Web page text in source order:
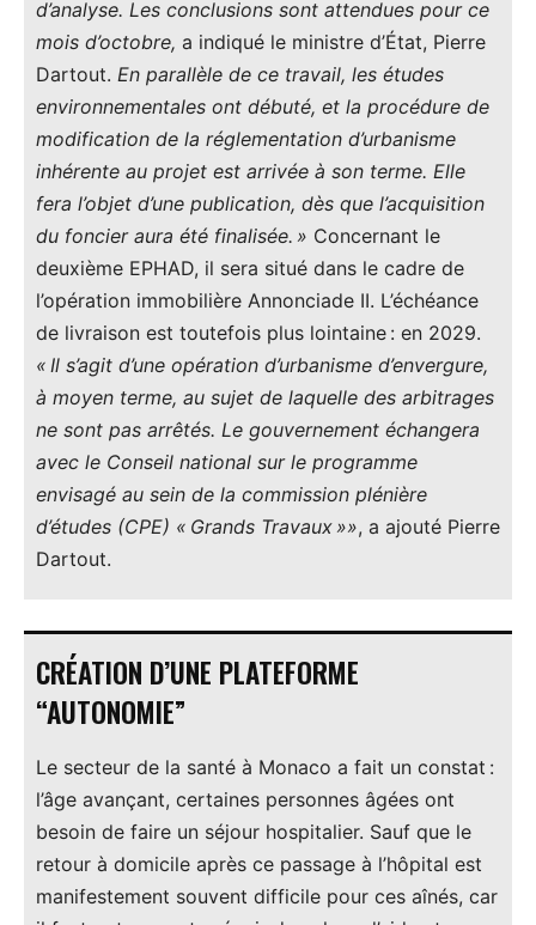
d’analyse. Les conclusions sont attendues pour ce
mois d’octobre, a indiqué le ministre d’État, Pierre
Dartout. En parallèle de ce travail, les études
environnementales ont débuté, et la procédure de
modification de la réglementation d’urbanisme
inhérente au projet est arrivée à son terme. Elle
fera l’objet d’une publication, dès que l’acquisition
du foncier aura été finalisée. » Concernant le
deuxième EPHAD, il sera situé dans le cadre de
l’opération immobilière Annonciade II. L’échéance
de livraison est toutefois plus lointaine : en 2029.
« Il s’agit d’une opération d’urbanisme d’envergure,
à moyen terme, au sujet de laquelle des arbitrages
ne sont pas arrêtés. Le gouvernement échangera
avec le Conseil national sur le programme
envisagé au sein de la commission plénière
d’études (CPE) « Grands Travaux »», a ajouté Pierre
Dartout.
CRÉATION D’UNE PLATEFORME
“AUTONOMIE”
Le secteur de la santé à Monaco a fait un constat :
l’âge avançant, certaines personnes âgées ont
besoin de faire un séjour hospitalier. Sauf que le
retour à domicile après ce passage à l’hôpital est
manifestement souvent difficile pour ces aînés, car